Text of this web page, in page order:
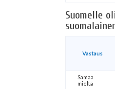
Suomelle
Vastaus
Samaa
mieltä